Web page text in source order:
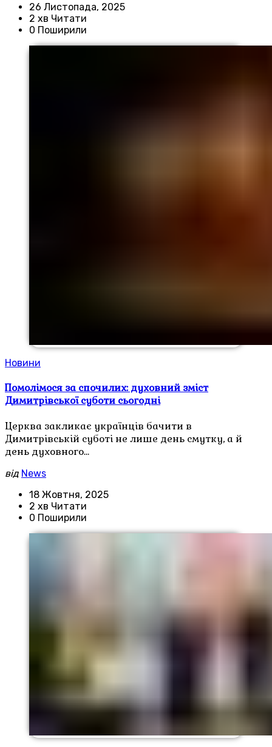
26 Листопада, 2025
2 хв Читати
0 Поширили
Новини
Помолімося за спочилих: духовний зміст
Димитрівської суботи сьогодні
Церква закликає українців бачити в
Димитрівській суботі не лише день смутку, а й
день духовного…
від News
18 Жовтня, 2025
2 хв Читати
0 Поширили